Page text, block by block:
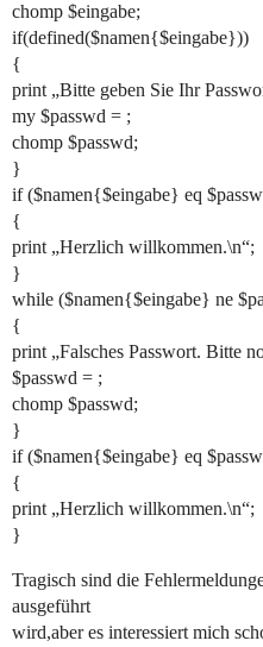
chomp $eingabe;
if(defined($namen{$eingabe}))
{
print „Bitte geben Sie Ihr
my $passwd = ;
chomp $passwd;
}
if ($namen{$eingabe} eq
{
print „Herzlich willkommen.\n“;
}
while ($namen{$eingabe} ne
{
print „Falsches Passwort. Bitte
$passwd = ;
chomp $passwd;
}
if ($namen{$eingabe} eq
{
print „Herzlich willkommen.\n“;
}
Tragisch sind die
ausgeführt
wird,aber es interessiert mich